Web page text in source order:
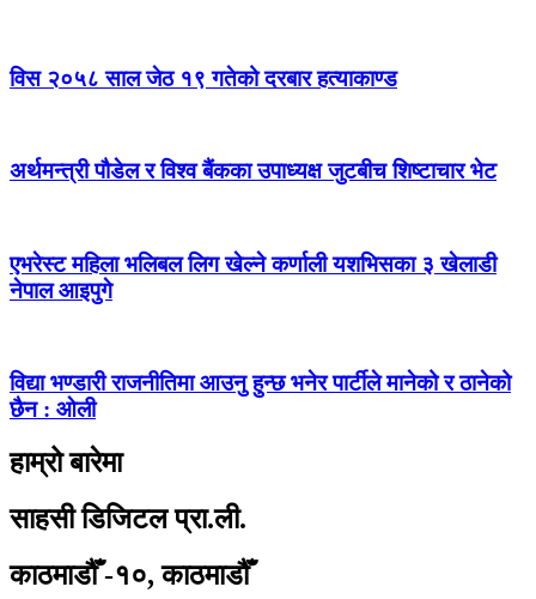
विस २०५८ साल जेठ १९ गतेको दरबार हत्याकाण्ड
अर्थमन्त्री पौडेल र विश्व बैंकका उपाध्यक्ष जुटबीच शिष्टाचार भेट
एभरेस्ट महिला भलिबल लिग खेल्ने कर्णाली यशभिसका ३ खेलाडी
नेपाल आइपुगे
विद्या भण्डारी राजनीतिमा आउनु हुन्छ भनेर पार्टीले मानेको र ठानेको
छैन : ओली
हाम्रो बारेमा
साहसी डिजिटल प्रा.ली.
काठमाडौँ -१०, काठमाडौँ